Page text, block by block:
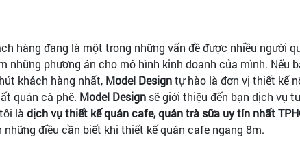
hàng đang là một trong những vấn đề được nhiều người
những phương án cho mô hình kinh doanh của mình. Nếu
khách hàng nhất, Model Designtự hào là đơn vị thiết kế
quán cà phê. Model Design sẽ giới thiệu đến bạn dịch vụ
là dịch vụ thiết kế quán cafe, quán trà sữa uy tín nhất
điều cần biết khi thiết kế quán cafe ngang 8m.